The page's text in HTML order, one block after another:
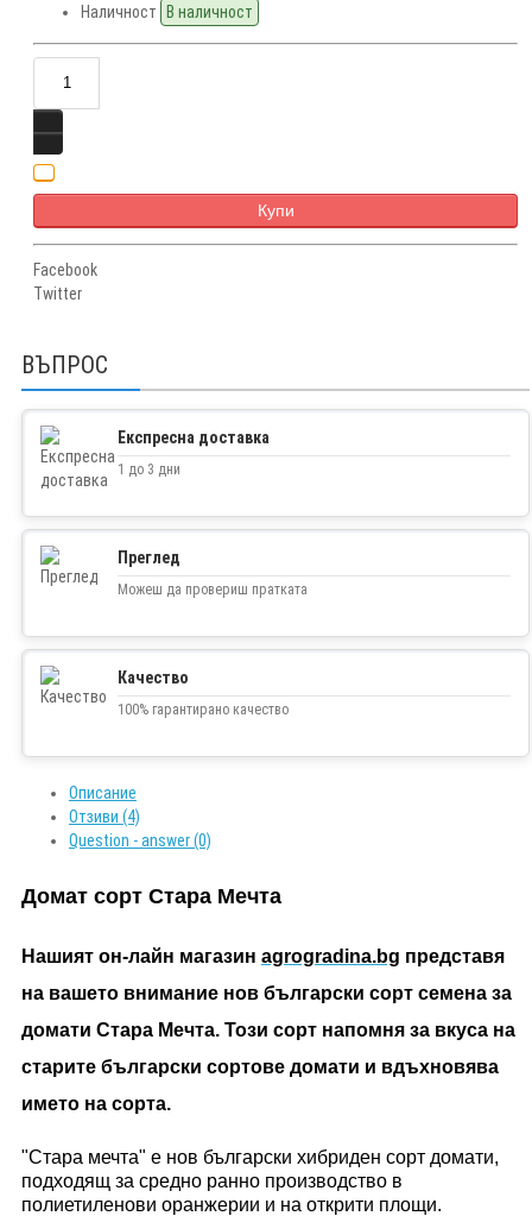
Наличност В наличност
Купи
Facebook
Twitter
ВЪПРОС
Експресна доставка
1 до 3 дни
Преглед
Можеш да провериш пратката
Качество
100% гарантирано качество
Описание
Отзиви (4)
Question - answer (0)
Домат сорт Стара Мечта
Нашият он-лайн магазин agrogradina.bg представя
на вашето внимание нов български сорт семена за
домати Стара Мечта. Този сорт напомня за вкуса на
старите български сортове домати и вдъхновява
името на сорта.
"Стара мечта" е нов български хибриден сорт домати,
подходящ за средно ранно производство в
полиетиленови оранжерии и на открити площи.